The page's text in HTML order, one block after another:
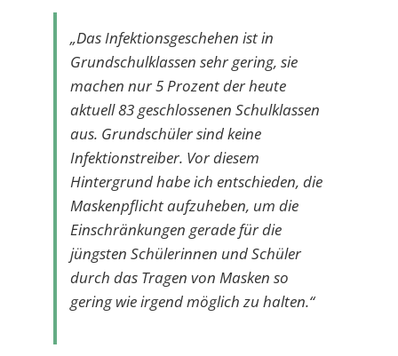
„Das Infektionsgeschehen ist in
Grundschulklassen sehr gering, sie
machen nur 5 Prozent der heute
aktuell 83 geschlossenen Schulklassen
aus. Grundschüler sind keine
Infektionstreiber. Vor diesem
Hintergrund habe ich entschieden, die
Maskenpflicht aufzuheben, um die
Einschränkungen gerade für die
jüngsten Schülerinnen und Schüler
durch das Tragen von Masken so
gering wie irgend möglich zu halten.“